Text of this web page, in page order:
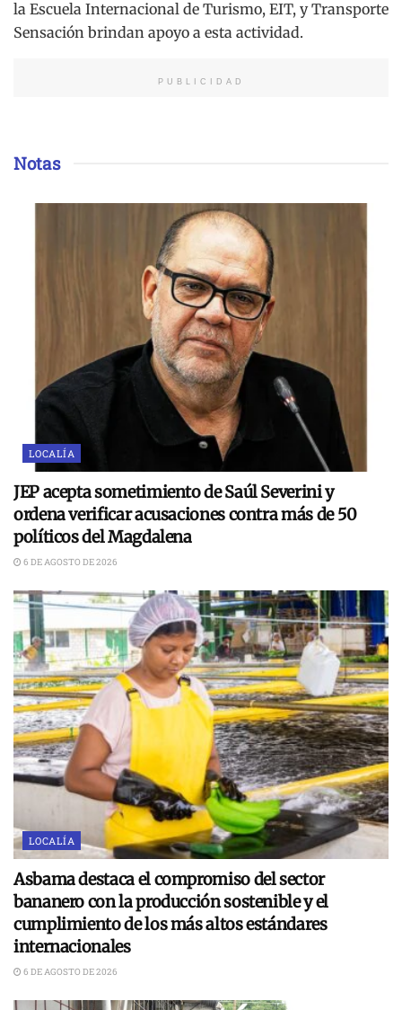
la Escuela Internacional de Turismo, EIT, y Transporte
Sensación brindan apoyo a esta actividad.
PUBLICIDAD
Notas
LOCALÍA
JEP acepta sometimiento de Saúl Severini y
ordena verificar acusaciones contra más de 50
políticos del Magdalena
6 DE AGOSTO DE 2026
LOCALÍA
Asbama destaca el compromiso del sector
bananero con la producción sostenible y el
cumplimiento de los más altos estándares
internacionales
6 DE AGOSTO DE 2026